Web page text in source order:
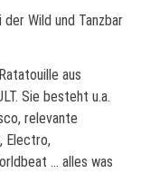
der Wild und Tanzbar
aus
Sie besteht u.a.
relevante
Electro,
... alles was